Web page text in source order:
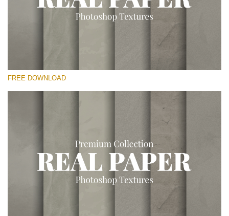
Please select
Large 6000*4000px
Entire Collection
FREE DOWNLOAD